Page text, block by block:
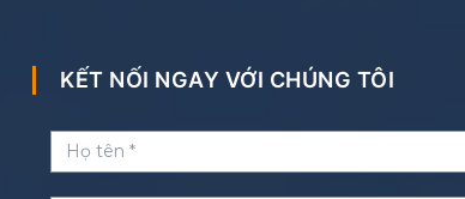
KẾT NỐI NGAY VỚI CHÚNG TÔI